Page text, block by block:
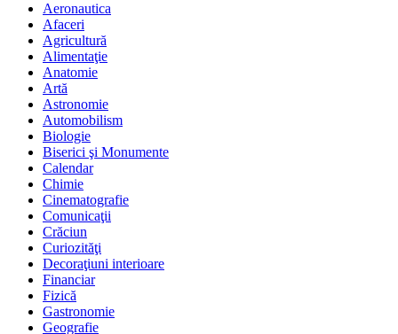
Aeronautica
Afaceri
Agricultură
Alimentaţie
Anatomie
Artă
Astronomie
Automobilism
Biologie
Biserici şi Monumente
Calendar
Chimie
Cinematografie
Comunicaţii
Crăciun
Curiozităţi
Decoraţiuni interioare
Financiar
Fizică
Gastronomie
Geografie